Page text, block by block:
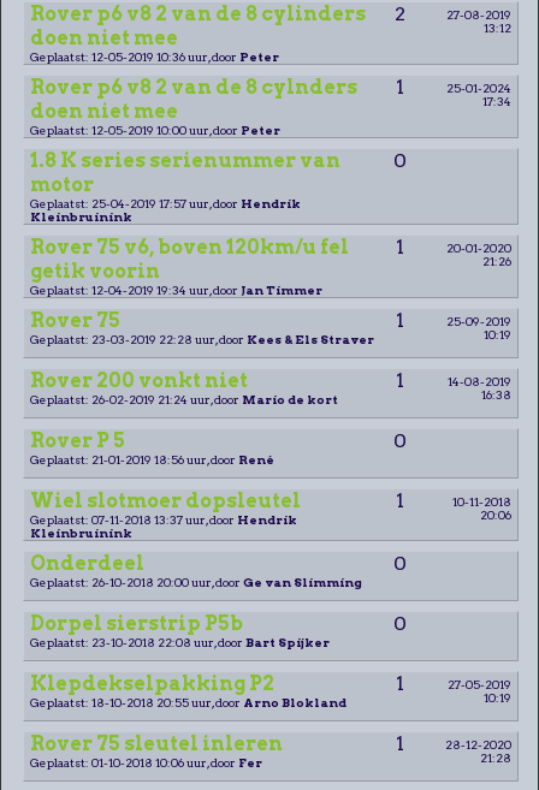
Rover p6 v8 2 van de 8 cylinders
doen niet mee
2
27-08-2019
13:12
Geplaatst: 12-05-2019 10:36 uur, door Peter
Rover p6 v8 2 van de 8 cylnders
doen niet mee
1
25-01-2024
17:34
Geplaatst: 12-05-2019 10:00 uur, door Peter
1.8 K series serienummer van
motor
0
Geplaatst: 25-04-2019 17:57 uur, door Hendrik
Kleinbruinink
Rover 75 v6, boven 120km/u fel
getik voorin
1
20-01-2020
21:26
Geplaatst: 12-04-2019 19:34 uur, door Jan Timmer
Rover 75 1
25-09-2019
10:19
Geplaatst: 23-03-2019 22:28 uur, door Kees & Els Straver
Rover 200 vonkt niet 1
14-08-2019
16:38
Geplaatst: 26-02-2019 21:24 uur, door Mario de kort
Rover P 5 0
Geplaatst: 21-01-2019 18:56 uur, door René
Wiel slotmoer dopsleutel 1
10-11-2018
20:06
Geplaatst: 07-11-2018 13:37 uur, door Hendrik
Kleinbruinink
Onderdeel 0
Geplaatst: 26-10-2018 20:00 uur, door Ge van Slimming
Dorpel sierstrip P5b 0
Geplaatst: 23-10-2018 22:08 uur, door Bart Spijker
Klepdekselpakking P2 1
27-05-2019
10:19
Geplaatst: 18-10-2018 20:55 uur, door Arno Blokland
Rover 75 sleutel inleren 1
28-12-2020
21:28
Geplaatst: 01-10-2018 10:06 uur, door Fer